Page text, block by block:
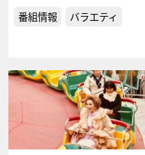
番組情報 バラエティ